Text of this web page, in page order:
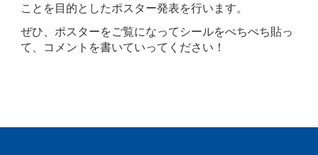
ことを目的としたポスター発表を行います。
ぜひ、ポスターをご覧になってシールをぺちぺち貼っ
て、コメントを書いていってください！